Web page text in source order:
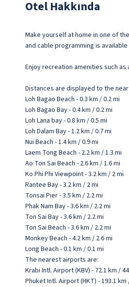
Otel Hakkında
Make yourself at home in one of
and cable programming is
Enjoy recreation amenities such
Distances are displayed to the
Loh Bagao Beach - 0.3 km / 0.2 mi
Loh Bagao Bay - 0.4 km / 0.2 mi
Loh Lana bay - 0.8 km / 0.5 mi
Loh Dalam Bay - 1.2 km / 0.7 mi
Nui Beach - 1.4 km / 0.9 mi
Laem Tong Beach - 2.2 km / 1.3 mi
Ao Ton Sai Beach - 2.6 km / 1.6 mi
Ko Phi Phi Viewpoint - 3.2 km / 2 mi
Rantee Bay - 3.2 km / 2 mi
Tonsai Pier - 3.5 km / 2.2 mi
Phak Nam Bay - 3.6 km / 2.2 mi
Ton Sai Bay - 3.6 km / 2.2 mi
Ton Sai Beach - 3.6 km / 2.2 mi
Monkey Beach - 4.2 km / 2.6 mi
Long Beach - 0.1 km / 0.1 mi
The nearest airports are:
Krabi Intl. Airport (KBV) - 72.1 km /
Phuket Intl. Airport (HKT) - 193.1 km